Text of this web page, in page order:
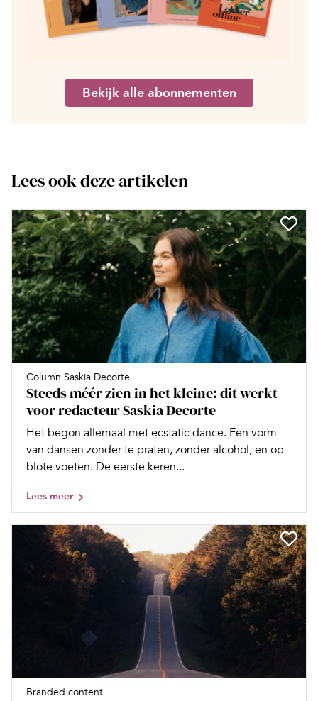
Bekijk alle abonnementen
Lees ook deze artikelen
Column Saskia Decorte
Steeds méér zien in het kleine: dit werkt
voor redacteur Saskia Decorte
Het begon allemaal met ecstatic dance. Een vorm
van dansen zonder te praten, zonder alcohol, en op
blote voeten. De eerste keren...
Lees meer
Branded content